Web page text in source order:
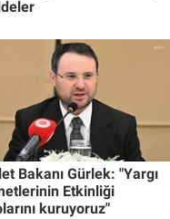
Bakanı Gürlek: "Yargı
Etkinliği
kuruyoruz"